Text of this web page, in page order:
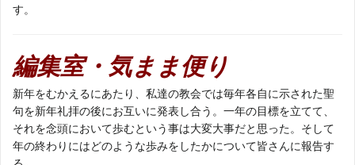
す。
編集室・気まま便り
新年をむかえるにあたり、私達の教会では毎年各自に示された聖
句を新年礼拝の後にお互いに発表し合う。一年の目標を立てて、
それを念頭において歩むという事は大変大事だと思った。そして
年の終わりにはどのような歩みをしたかについて皆さんに報告す